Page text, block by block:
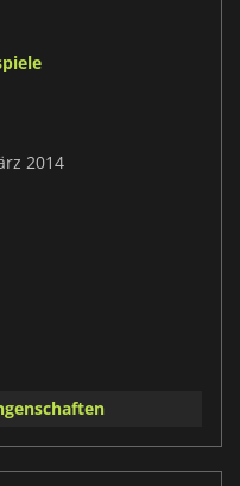
2014